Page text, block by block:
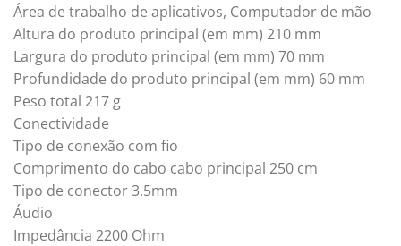
Área de trabalho de aplicativos, Computador de mão
Altura do produto principal (em mm) 210 mm
Largura do produto principal (em mm) 70 mm
Profundidade do produto principal (em mm) 60 mm
Peso total 217 g
Conectividade
Tipo de conexão com fio
Comprimento do cabo cabo principal 250 cm
Tipo de conector 3.5mm
Áudio
Impedância 2200 Ohm